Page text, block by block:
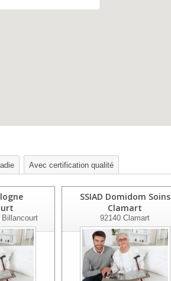
Avec certification qualité
SSIAD Domidom Soins
Clamart
92140 Clamart